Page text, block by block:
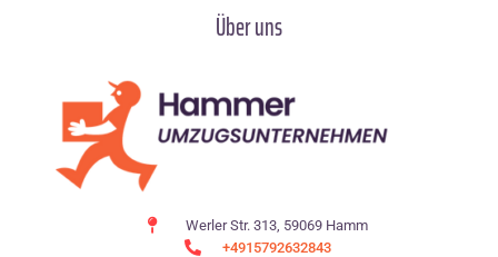
Über uns
Werler Str. 313, 59069 Hamm
+4915792632843